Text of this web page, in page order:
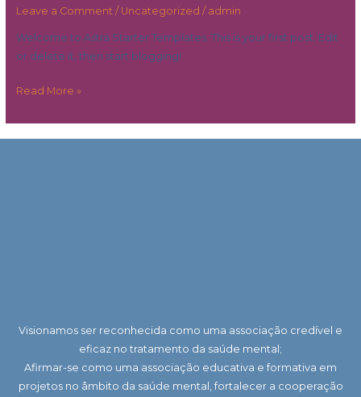
Leave a Comment / Uncategorized / admin
Welcome to Astra Starter Templates. This is your first post. Edit
or delete it, then start blogging!
Read More »
Visionamos ser reconhecida como uma associação credível e
eficaz no tratamento da saúde mental;
Afirmar-se como uma associação educativa e formativa em
projetos no âmbito da saúde mental, fortalecer a cooperação